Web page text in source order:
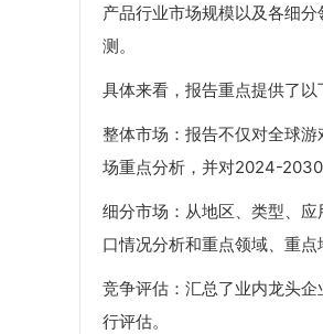
产品行业市场规模以及各细
测。
具体来看，报告重点提供了以
整体市场：报告不仅对全球
场重点分析，并对2024-2030
细分市场：从地区、类型、
口情况分析和重点领域、重点
竞争评估：汇总了业内龙头
行评估。